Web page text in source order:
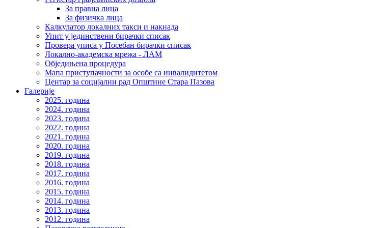
За правна лица
За физичка лица
Калкулатор локалних такси и накнада
Упит у јединствени бирачки списак
Провера уписа у Посебан бирачки списак
Локално-академска мрежа - ЛАМ
Обједињена процедура
Мапа приступачности за особе са инвалидитетом
Центар за социјални рад Општине Стара Пазова
Галерије
2025. година
2024. година
2023. година
2022. година
2021. година
2020. година
2019. година
2018. година
2017. година
2016. година
2015. година
2014. година
2013. година
2012. година